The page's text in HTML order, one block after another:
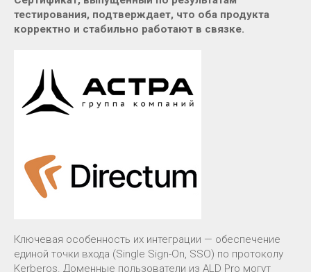
тестирования, подтверждает, что оба продукта
корректно и стабильно работают в связке.
Ключевая особенность их интеграции — обеспечение
единой точки входа (Single Sign-On, SSO) по протоколу
Kerberos. Доменные пользователи из ALD Pro могут